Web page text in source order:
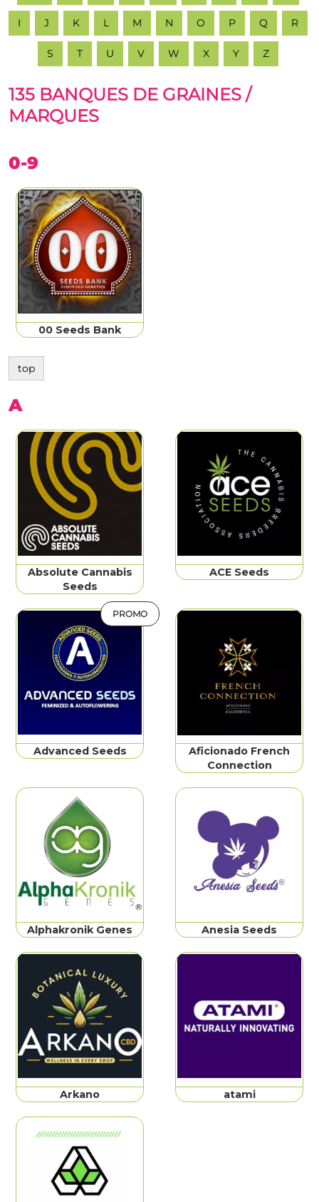
I J K L M N O P Q R
S T U V W X Y Z
135 BANQUES DE GRAINES /
MARQUES
0-9
00 Seeds Bank
top
A
Absolute Cannabis
Seeds
ACE Seeds
PROMO
Advanced Seeds
Aficionado French
Connection
Alphakronik Genes Anesia Seeds
Arkano atami